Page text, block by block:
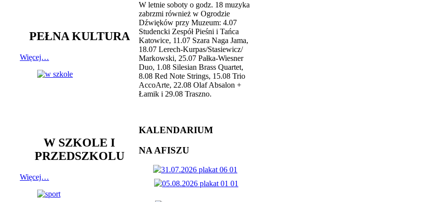
PEŁNA KULTURA
Więcej…
W SZKOLE I
PRZEDSZKOLU
Więcej…
W letnie soboty o godz. 18 muzyka
zabrzmi również w Ogrodzie
Dźwięków przy Muzeum: 4.07
Studencki Zespół Pieśni i Tańca
Katowice, 11.07 Szara Naga Jama,
18.07 Lerech-Kurpas/Stasiewicz/
Markowski, 25.07 Pałka-Wiesner
Duo, 1.08 Silesian Brass Quartet,
8.08 Red Note Strings, 15.08 Trio
AccoArte, 22.08 Olaf Absalon +
Łamik i 29.08 Traszno.
KALENDARIUM
NA AFISZU